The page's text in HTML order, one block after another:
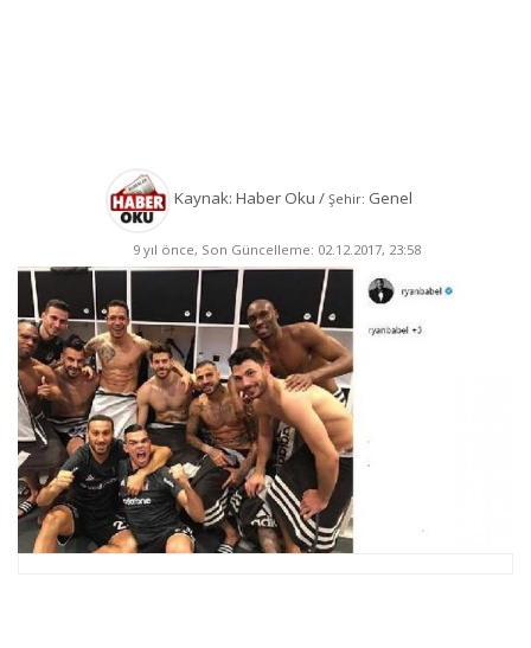
Kaynak: Haber Oku / Şehir: Genel
9 yıl önce, Son Güncelleme: 02.12.2017, 23:58